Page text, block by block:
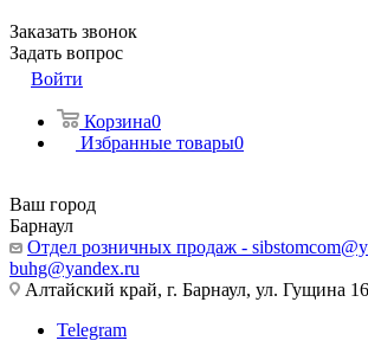
Заказать звонок
Задать вопрос
Войти
Корзина0
Избранные товары0
Ваш город
Барнаул
Отдел розничных продаж -
buhg@yandex.ru
Алтайский край, г. Барнаул, ул. Гущина
Telegram